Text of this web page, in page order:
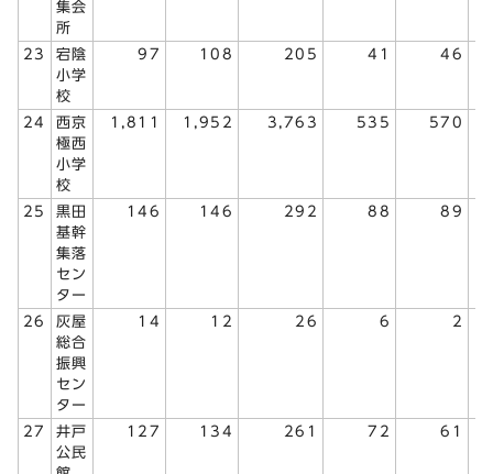
集会
所
23
宕陰
小学
校
97 108 205 41 46
24
西京
極西
小学
校
1,811 1,952 3,763 535 570
25
黒田
基幹
集落
セン
ター
146 146 292 88 89
26
灰屋
総合
振興
セン
ター
14 12 26 6 2
27
井戸
公民
127 134 261 72 61